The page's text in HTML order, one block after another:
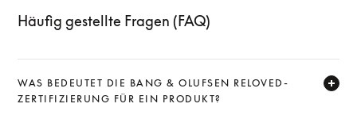
Häufig gestellte Fragen (FAQ)
WAS BEDEUTET DIE BANG & OLUFSEN RELOVED-
ZERTIFIZIERUNG FÜR EIN PRODUKT?